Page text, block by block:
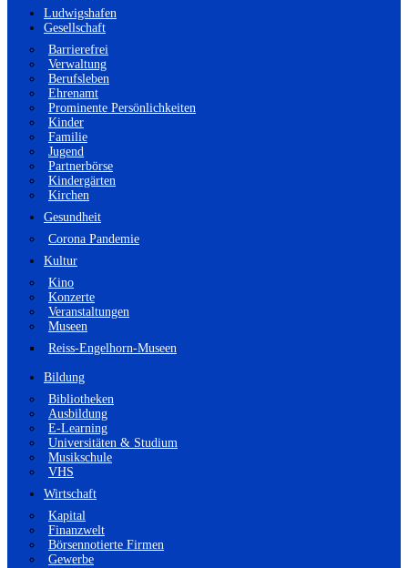
Ludwigshafen
Gesellschaft
Barrierefrei
Verwaltung
Berufsleben
Ehrenamt
Prominente Persönlichkeiten
Kinder
Familie
Jugend
Partnerbörse
Kindergärten
Kirchen
Gesundheit
Corona Pandemie
Kultur
Kino
Konzerte
Veranstaltungen
Museen
Reiss-Engelhorn-Museen
Bildung
Bibliotheken
Ausbildung
E-Learning
Universitäten & Studium
Musikschule
VHS
Wirtschaft
Kapital
Finanzwelt
Börsennotierte Firmen
Gewerbe